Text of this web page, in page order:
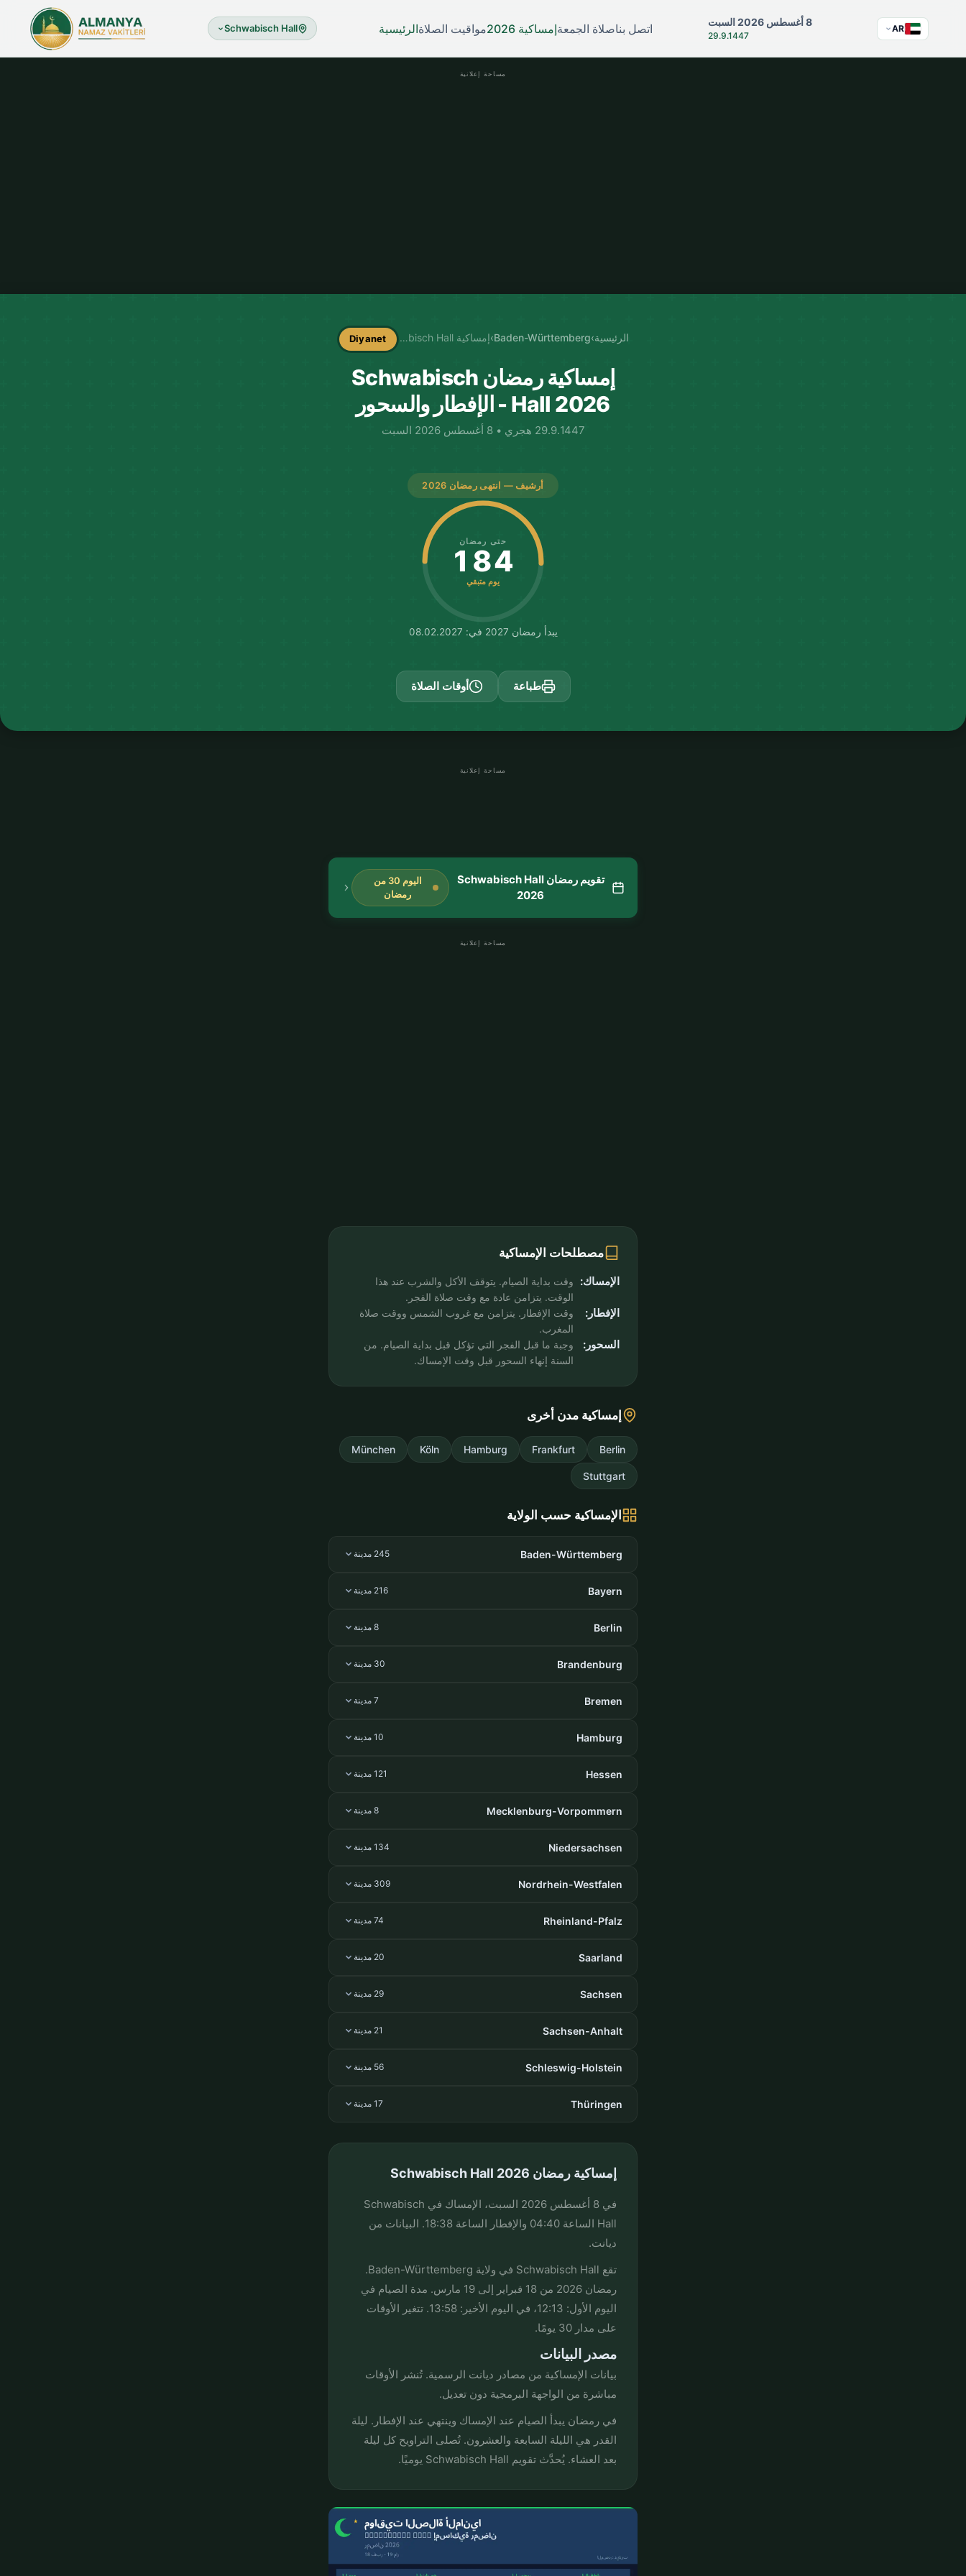
Schwabisch Hall الرئيسيةمواقيت الصلاة إمساكية 2026صلاة الجمعةاتصل بنا 8 أغسطس 2026 السبت
29.9.1447
AR
مساحة إعلانية
الرئيسية›
Baden-Württemberg
› إمساكية Schwabisch Hall Diyanet
إمساكية رمضان Schwabisch
Hall 2026 - الإفطار والسحور
29.9.1447 هجري • 8 أغسطس 2026 السبت
أرشيف — انتهى رمضان 2026
حتى رمضان
184
يوم متبقي
يبدأ رمضان 2027 في: 08.02.2027
طباعة أوقات الصلاة
مساحة إعلانية
تقويم رمضان Schwabisch Hall
2026
اليوم 30 من
رمضان
مساحة إعلانية
مصطلحات الإمساكية
الإمساك:
وقت بداية الصيام. يتوقف الأكل والشرب عند هذا
الوقت. يتزامن عادة مع وقت صلاة الفجر.
الإفطار:
وقت الإفطار. يتزامن مع غروب الشمس ووقت صلاة
المغرب.
السحور:
وجبة ما قبل الفجر التي تؤكل قبل بداية الصيام. من
السنة إنهاء السحور قبل وقت الإمساك.
إمساكية مدن أخرى
Berlin
Frankfurt
Hamburg
Köln
München
Stuttgart
الإمساكية حسب الولاية
Baden-Württemberg 245 مدينة
Bayern 216 مدينة
Berlin 8 مدينة
Brandenburg 30 مدينة
Bremen 7 مدينة
Hamburg 10 مدينة
Hessen 121 مدينة
Mecklenburg-Vorpommern 8 مدينة
Niedersachsen 134 مدينة
Nordrhein-Westfalen 309 مدينة
Rheinland-Pfalz 74 مدينة
Saarland 20 مدينة
Sachsen 29 مدينة
Sachsen-Anhalt 21 مدينة
Schleswig-Holstein 56 مدينة
Thüringen 17 مدينة
إمساكية رمضان Schwabisch Hall 2026
في 8 أغسطس 2026 السبت، الإمساك في Schwabisch
Hall الساعة 04:40 والإفطار الساعة 18:38. البيانات من
ديانت.
تقع Schwabisch Hall في ولاية Baden-Württemberg.
رمضان 2026 من 18 فبراير إلى 19 مارس. مدة الصيام في
اليوم الأول: 12:13، في اليوم الأخير: 13:58. تتغير الأوقات
على مدار 30 يومًا.
مصدر البيانات
بيانات الإمساكية من مصادر ديانت الرسمية. تُنشر الأوقات
مباشرة من الواجهة البرمجية دون تعديل.
في رمضان يبدأ الصيام عند الإمساك وينتهي عند الإفطار. ليلة
القدر هي الليلة السابعة والعشرون. تُصلى التراويح كل ليلة
بعد العشاء. يُحدَّث تقويم Schwabisch Hall يوميًا.